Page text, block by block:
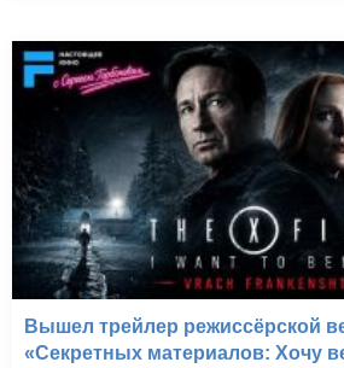
Вышел трейлер режиссёрской
«Секретных материалов: Хочу